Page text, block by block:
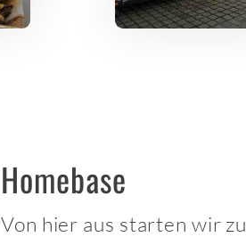
Homebase
Von hier aus starten wir zu